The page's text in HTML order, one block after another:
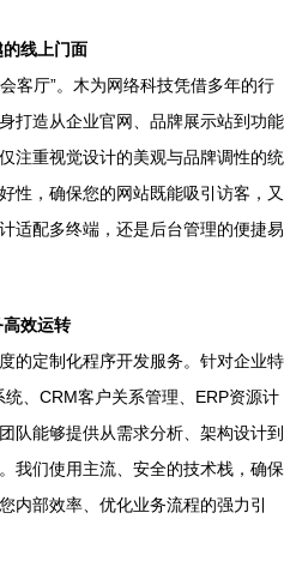
线上门面
客厅”。木为网络科技凭借多年的行
打造从企业官网、品牌展示站到功能
注重视觉设计的美观与品牌调性的统
性，确保您的网站既能吸引访客，又
适配多终端，还是后台管理的便捷易
效运转
的定制化程序开发服务。针对企业特
、CRM客户关系管理、ERP资源计
队能够提供从需求分析、架构设计到
我们使用主流、安全的技术栈，确保
内部效率、优化业务流程的强力引